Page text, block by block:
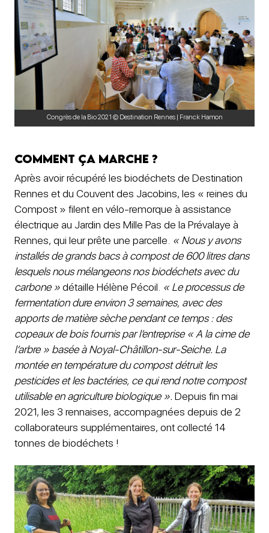
Congrès de la Bio 2021 © Destination Rennes | Franck Hamon
Comment ça marche ?
Après avoir récupéré les biodéchets de Destination
Rennes et du Couvent des Jacobins, les « reines du
Compost » filent en vélo-remorque à assistance
électrique au Jardin des Mille Pas de la Prévalaye à
Rennes, qui leur prête une parcelle. « Nous y avons
installés de grands bacs à compost de 600 litres dans
lesquels nous mélangeons nos biodéchets avec du
carbone »détaille Hélène Pécoil. « Le processus de
fermentation dure environ 3 semaines, avec des
apports de matière sèche pendant ce temps : des
copeaux de bois fournis par l’entreprise « A la cime de
l’arbre » basée à Noyal-Châtillon-sur-Seiche. La
montée en température du compost détruit les
pesticides et les bactéries, ce qui rend notre compost
utilisable en agriculture biologique ». Depuis fin mai
2021, les 3 rennaises, accompagnées depuis de 2
collaborateurs supplémentaires, ont collecté 14
tonnes de biodéchets !